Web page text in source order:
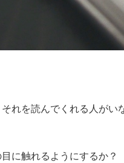
れを読んでくれる人がい
に触れるようにするか？